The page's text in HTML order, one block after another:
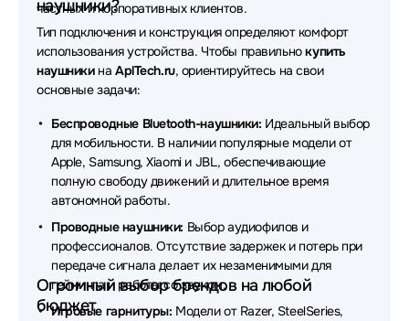
Наушники Bang&Olufsen Наушники Lenovo
Наушники SteelSeries Наушники Rapoo
Наушники Beyerdynamic
Наушники Axtel Наушники Plantronics
Наушники REALME Наушники Acer
Наушники Audio-Technica
Наушники SHURE Наушники DENON
Наушники Honor Наушники Havit
Наушники Trust Наушники MARSHALL
частных и корпоративных клиентов.
наушники?
Тип подключения и конструкция определяют комфорт
использования устройства. Чтобы правильнокупить
наушникина AplTech.ru, ориентируйтесь на свои
основные задачи:
Беспроводные Bluetooth-наушники: Идеальный выбор
для мобильности. В наличии популярные модели от
Apple, Samsung, Xiaomi и JBL, обеспечивающие
полную свободу движений и длительное время
автономной работы.
Проводные наушники: Выбор аудиофилов и
профессионалов. Отсутствие задержек и потерь при
передаче сигнала делает их незаменимыми для
гейминга и работы со звуком.
Игровые гарнитуры: Модели от Razer, SteelSeries,
Огромный выбор брендов на любой
бюджет